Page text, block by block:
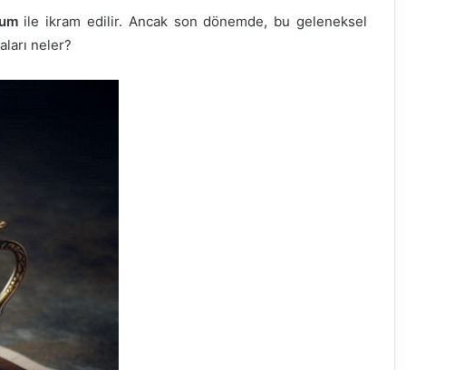
ile ikram edilir. Ancak son dönemde, bu geleneksel
neler?